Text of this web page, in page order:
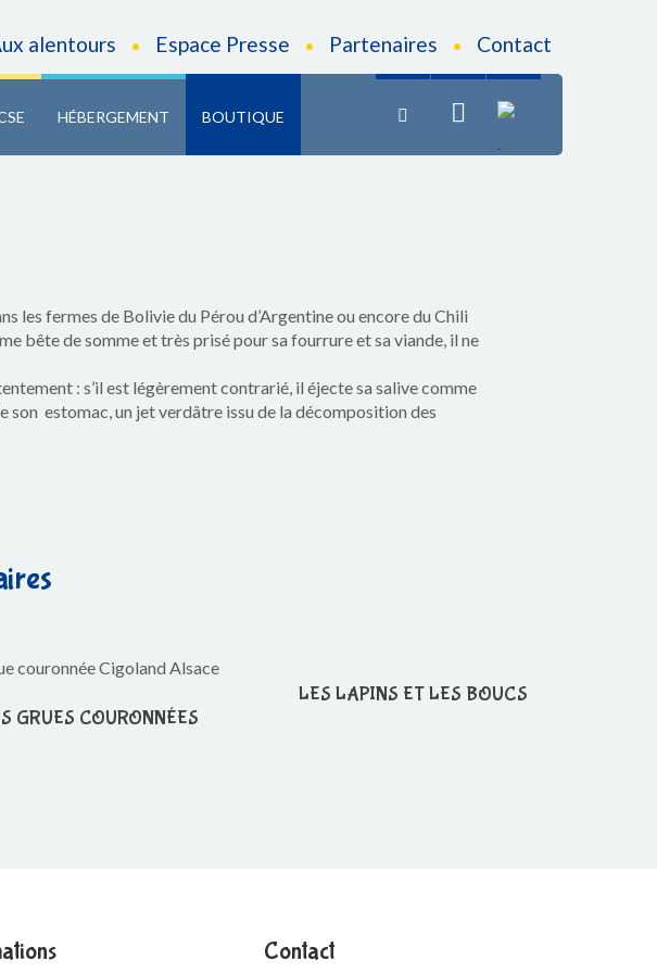
alentours • Espace Presse • Partenaires • Contact
HÉBERGEMENT BOUTIQUE
fr
les fermes de Bolivie du Pérou d’Argentine ou encore du Chili
bête de somme et très prisé pour sa fourrure et sa viande, il ne
: s’il est légèrement contrarié, il éjecte sa salive comme
son estomac, un jet verdâtre issu de la décomposition des
GRUES COURONNÉES
LES LAPINS ET LES BOUCS
Contact